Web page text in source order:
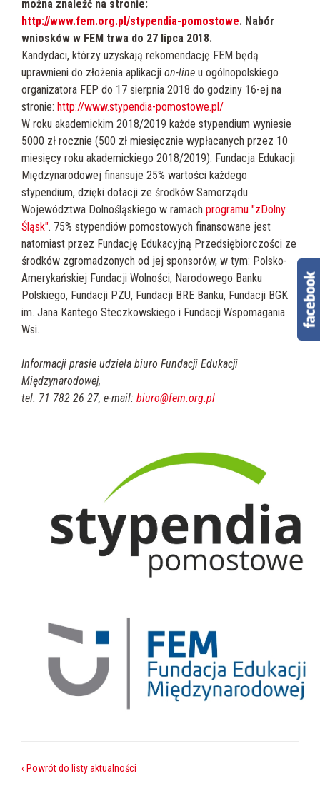
można znaleźć na stronie:
http://www.fem.org.pl/stypendia-pomostowe. Nabór
wniosków w FEM trwa do 27 lipca 2018.
Kandydaci, którzy uzyskają rekomendację FEM będą
uprawnieni do złożenia aplikacji on-line u ogólnopolskiego
organizatora FEP do 17 sierpnia 2018 do godziny 16-ej na
stronie: http://www.stypendia-pomostowe.pl/
W roku akademickim 2018/2019 każde stypendium wyniesie
5000 zł rocznie (500 zł miesięcznie wypłacanych przez 10
miesięcy roku akademickiego 2018/2019). Fundacja Edukacji
Międzynarodowej finansuje 25% wartości każdego
stypendium, dzięki dotacji ze środków Samorządu
Województwa Dolnośląskiego w ramach programu "zDolny
Śląsk". 75% stypendiów pomostowych finansowane jest
natomiast przez Fundację Edukacyjną Przedsiębiorczości ze
środków zgromadzonych od jej sponsorów, w tym: Polsko-
Amerykańskiej Fundacji Wolności, Narodowego Banku
Polskiego, Fundacji PZU, Fundacji BRE Banku, Fundacji BGK
im. Jana Kantego Steczkowskiego i Fundacji Wspomagania
Wsi.
Informacji prasie udziela biuro Fundacji Edukacji
Międzynarodowej,
tel. 71 782 26 27, e-mail: biuro@fem.org.pl
‹ Powrót do listy aktualności